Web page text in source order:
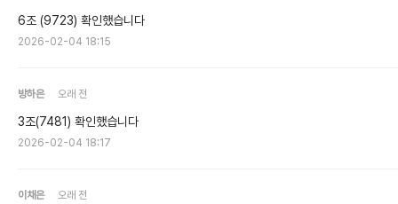
6조 (9723) 확인했습니다
2026-02-04 18:15
방하은 오래 전
3조(7481) 확인했습니다
2026-02-04 18:17
이채은 오래 전